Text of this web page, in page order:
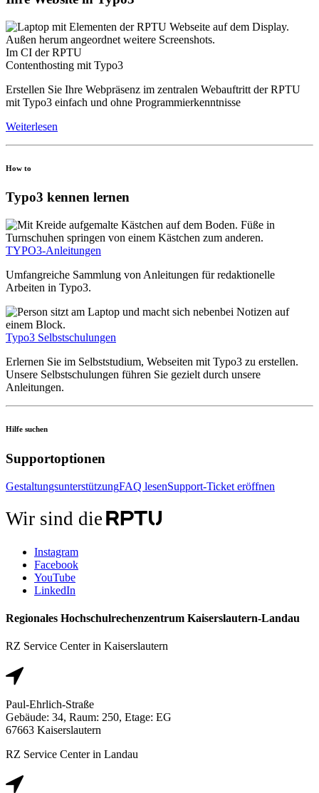
Im CI der RPTU
Contenthosting mit Typo3
Erstellen Sie Ihre Webpräsenz im zentralen Webauftritt der RPTU
mit Typo3 einfach und ohne Programmierkenntnisse
Weiterlesen
How to
Typo3 kennen lernen
TYPO3-Anleitungen
Umfangreiche Sammlung von Anleitungen für redaktionelle
Arbeiten in Typo3.
Typo3 Selbstschulungen
Erlernen Sie im Selbststudium, Webseiten mit Typo3 zu erstellen.
Unsere Selbstschulungen führen Sie gezielt durch unsere
Anleitungen.
Hilfe suchen
Supportoptionen
GestaltungsunterstützungFAQ lesenSupport-Ticket eröffnen
Wir sind die
Instagram
Facebook
YouTube
LinkedIn
Regionales Hochschulrechenzentrum Kaiserslautern-Landau
RZ Service Center in Kaiserslautern
Paul-Ehrlich-Straße
Gebäude: 34, Raum: 250, Etage: EG
67663 Kaiserslautern
RZ Service Center in Landau